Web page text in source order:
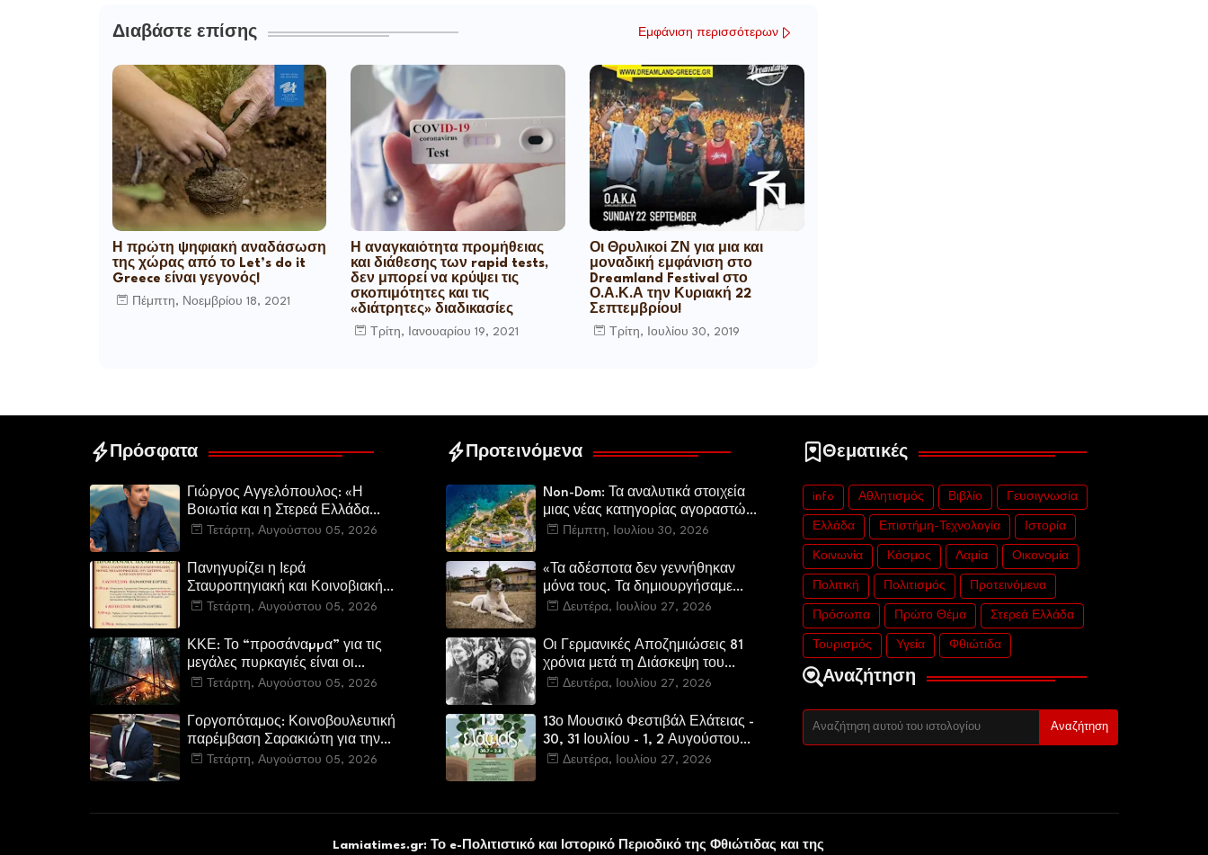
Διαβάστε επίσης Εμφάνιση περισσότερων
Η πρώτη ψηφιακή αναδάσωση
της χώρας από το Let’s do it
Greece είναι γεγονός!
Πέμπτη, Νοεμβρίου 18, 2021
Η αναγκαιότητα προμήθειας
και διάθεσης των rapid tests,
δεν μπορεί να κρύψει τις
σκοπιμότητες και τις
«διάτρητες» διαδικασίες
Τρίτη, Ιανουαρίου 19, 2021
Οι Θρυλικοί ΖΝ για μια και
μοναδική εμφάνιση στο
Dreamland Festival στο
Ο.Α.Κ.Α την Κυριακή 22
Σεπτεμβρίου!
Τρίτη, Ιουλίου 30, 2019
Πρόσφατα
Γιώργος Αγγελόπουλος: «Η
Βοιωτία και η Στερεά Ελλάδα
καίγεται. Η Κυβέρνηση και η
αυτοθαυμάζονται.»
Τετάρτη, Αυγούστου 05, 2026
Πανηγυρίζει η Ιερά
Σταυροπηγιακή και Κοινοβιακή
Μονή Μεταμορφώσεως του
(Μονή Αγιάς ή Καρυάς)
Τετάρτη, Αυγούστου 05, 2026
ΚΚΕ: Το “προσάναµµα” για τις
μεγάλες πυρκαγιές είναι οι
τεράστιες ελλείψεις σε µέσα και
και τις δασικές υπηρεσίες
Τετάρτη, Αυγούστου 05, 2026
Γοργοπόταμος: Κοινοβουλευτική
παρέμβαση Σαρακιώτη για την
προστασία του εμβληματικού
Τετάρτη, Αυγούστου 05, 2026
Προτεινόμενα
Non-Dom: Τα αναλυτικά στοιχεία
μιας νέας κατηγορίας αγοραστών
στην ελληνική αγορά πολυτελών
Πέμπτη, Ιουλίου 30, 2026
«Τα αδέσποτα δεν γεννήθηκαν
μόνα τους. Τα δημιουργήσαμε
εμείς.»
Δευτέρα, Ιουλίου 27, 2026
Οι Γερμανικές Αποζημιώσεις 81
χρόνια μετά τη Διάσκεψη του
Πότσνταμ
Δευτέρα, Ιουλίου 27, 2026
13ο Μουσικό Φεστιβάλ Ελάτειας -
30, 31 Ιουλίου - 1, 2 Αυγούστου
2026Δευτέρα, Ιουλίου 27, 2026
Θεματικές
info Αθλητισμός Βιβλίο Γευσιγνωσία
Ελλάδα Επιστήμη-Τεχνολογία Ιστορία
Κοινωνία Κόσμος Λαμία Οικονομία
Πολιτική Πολιτισμός Προτεινόμενα
Πρόσωπα Πρώτο Θέμα Στερεά Ελλάδα
Τουρισμός Υγεία Φθιώτιδα
Αναζήτηση
Lamiatimes.gr: Το e-Πολιτιστικό και Ιστορικό Περιοδικό της Φθιώτιδας και της